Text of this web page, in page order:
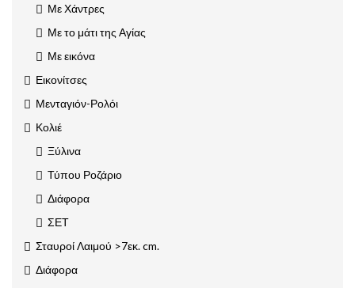
Με Χάντρες
Με το μάτι της Αγίας
Με εικόνα
Εικονίτσες
Μενταγιόν-Ρολόι
Κολιέ
Ξύλινα
Τύπου Ροζάριο
Διάφορα
ΣΕΤ
Σταυροί Λαιμού >7εκ. cm.
Διάφορα